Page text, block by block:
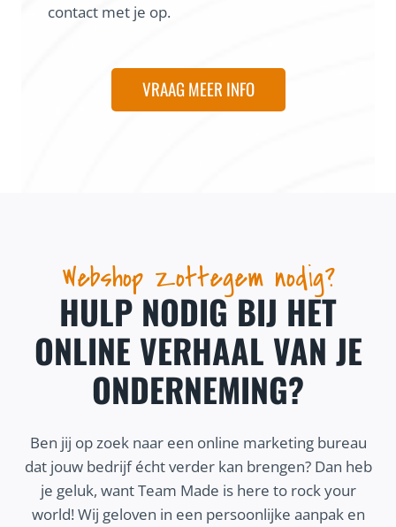
contact met je op.
VRAAG MEER INFO
Webshop Zottegem nodig?
HULP NODIG BIJ HET
ONLINE VERHAAL VAN JE
ONDERNEMING?
Ben jij op zoek naar een online marketing bureau
dat jouw bedrijf écht verder kan brengen? Dan heb
je geluk, want Team Made is here to rock your
world! Wij geloven in een persoonlijke aanpak en